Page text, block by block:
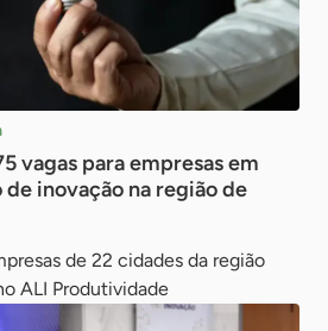
vagas para empresas em
inovação na região de
de 22 cidades da região
ALI Produtividade